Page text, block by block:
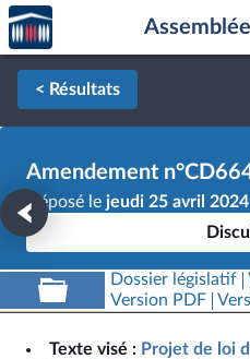
Aller au contenu
Aller en bas de la page
Accèder
à la
page
d'accueil
< Résultats
Amendement
Déposé le jeudi 25 avril 2024
Dossier législatif
Version PDF
Texte visé : Projet de loi